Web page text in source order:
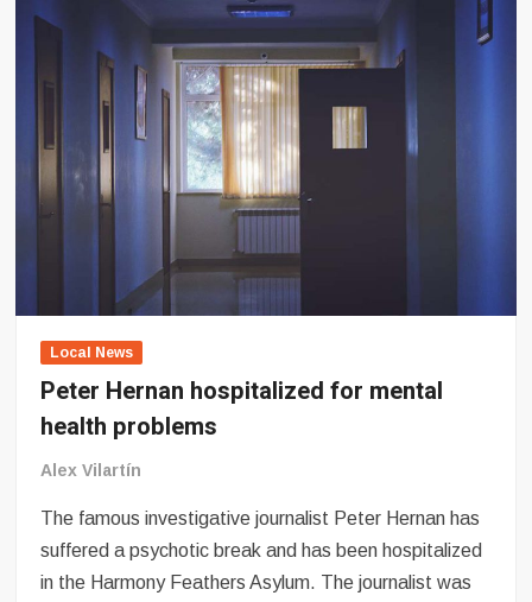
Local News
Peter Hernan hospitalized for mental
health problems
Alex Vilartín
The famous investigative journalist Peter Hernan has
suffered a psychotic break and has been hospitalized
in the Harmony Feathers Asylum. The journalist was